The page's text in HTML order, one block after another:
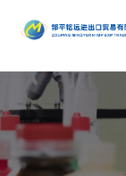
产品
中心
公司是集地质勘
探、铜钼采选、